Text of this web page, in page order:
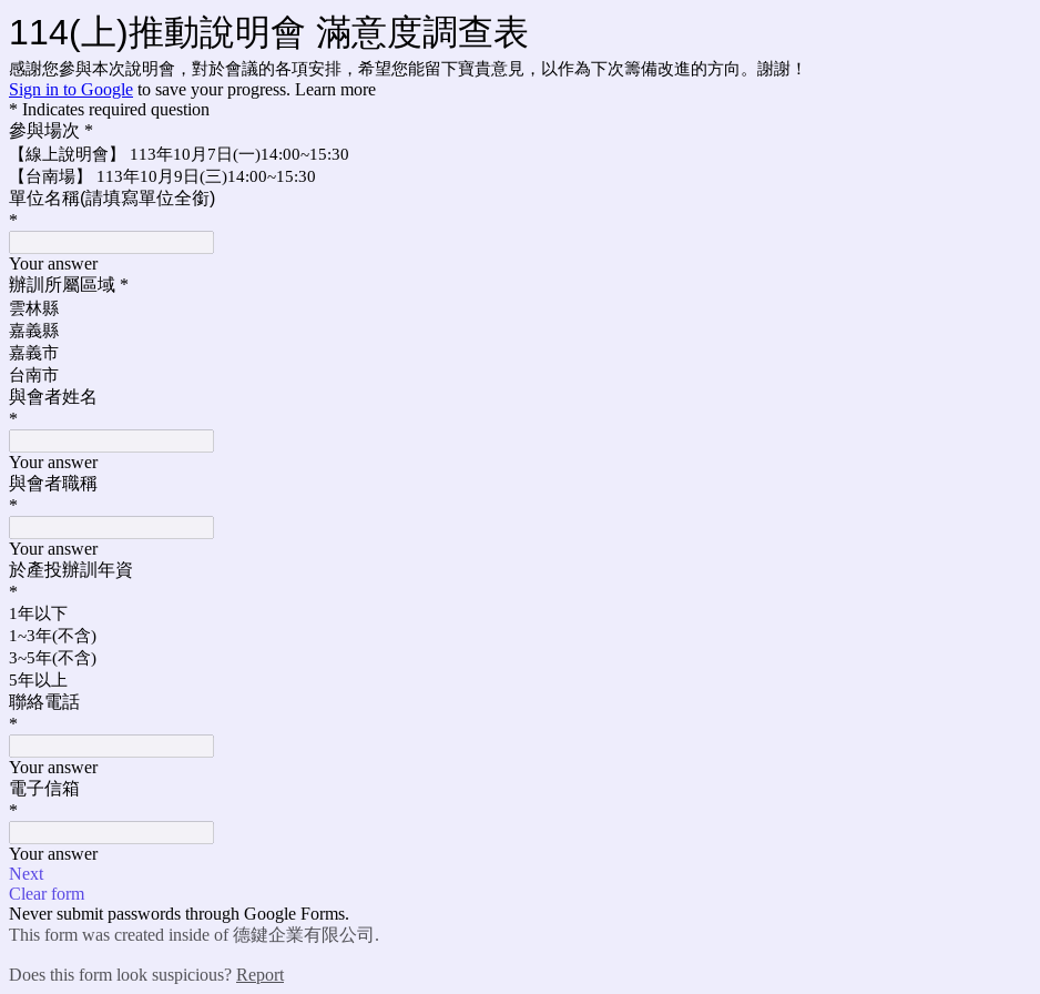
114(上)推動說明會 滿意度調查表
感謝您參與本次說明會，對於會議的各項安排，希望您能留下寶貴意見，以作為下次籌備改進的方向。謝謝！
Sign in to Google to save your progress. Learn more
* Indicates required question
參與場次 *
【線上說明會】 113年10月7日(一)14:00~15:30
【台南場】 113年10月9日(三)14:00~15:30
單位名稱(請填寫單位全銜)
*
Your answer
辦訓所屬區域 *
雲林縣
嘉義縣
嘉義市
台南市
與會者姓名
*
Your answer
與會者職稱
*
Your answer
於產投辦訓年資
*
1年以下
1~3年(不含)
3~5年(不含)
5年以上
聯絡電話
*
Your answer
電子信箱
*
Your answer
Next
Clear form
Never submit passwords through Google Forms.
This form was created inside of 德鍵企業有限公司.
Does this form look suspicious? Report